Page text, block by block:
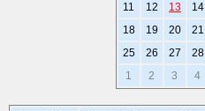
11
12 13 14
18
19 20 21
25
26 27 28
1
2 3 4